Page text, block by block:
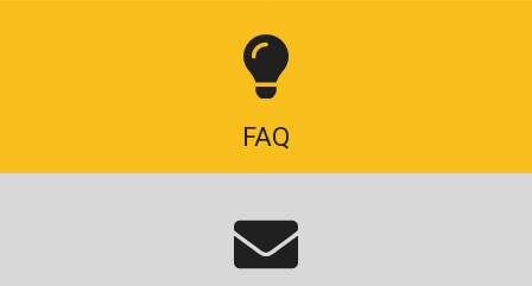
FAQ